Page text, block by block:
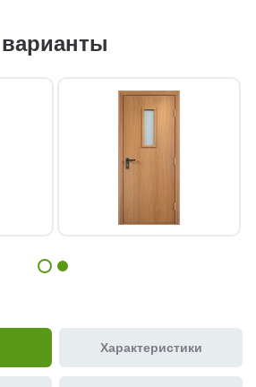
Характеристики